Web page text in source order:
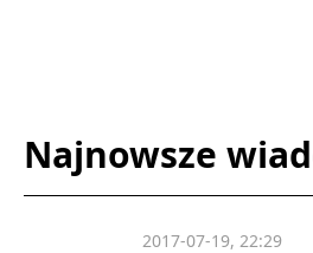
Najnowsze
2017-07-19, 22:29